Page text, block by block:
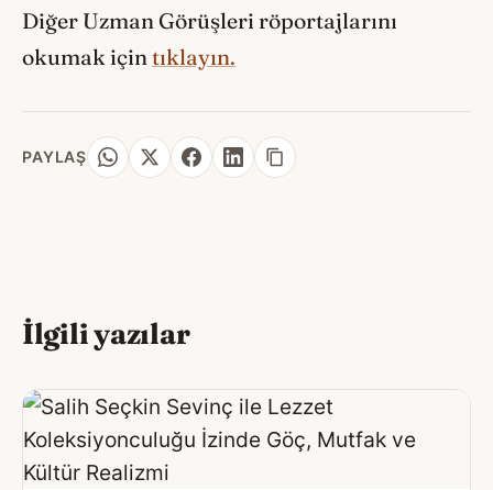
Diğer Uzman Görüşleri röportajlarını
okumak için tıklayın.
PAYLAŞ
İlgili yazılar